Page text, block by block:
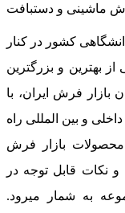
ماشینی و دستبافت
کشور در کنار
بهترین و بزرگترین
بازار فرش ایران، با
و بین المللی راه
و محصولات بازار فرش
نکات قابل توجه در
به شمار میرود.